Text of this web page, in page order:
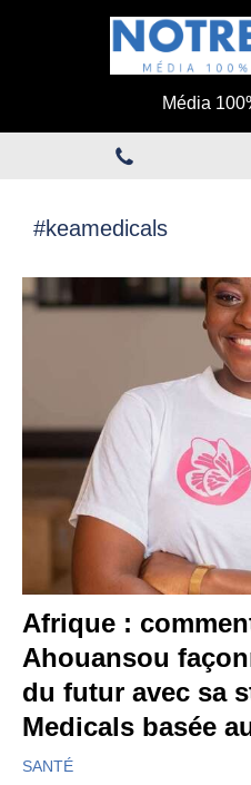
Média
#keamedicals
Afrique :
Ahouansou
du futur avec sa
Medicals basée
SANTÉ